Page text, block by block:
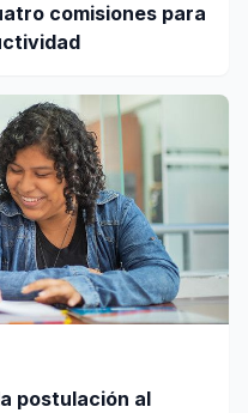
comisiones para
postulación al